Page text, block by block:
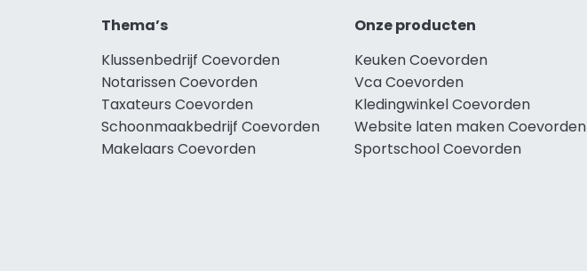
Thema’s
Klussenbedrijf Coevorden
Notarissen Coevorden
Taxateurs Coevorden
Schoonmaakbedrijf Coevorden
Makelaars Coevorden
Onze producten
Keuken Coevorden
Vca Coevorden
Kledingwinkel Coevorden
Website laten maken Coevorden
Sportschool Coevorden